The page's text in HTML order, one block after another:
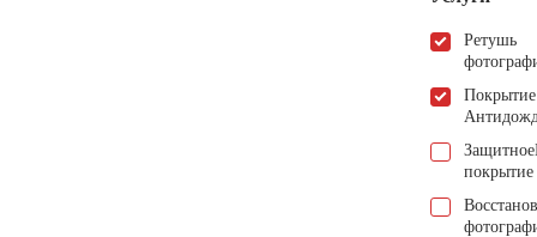
Ретушь
Покрытие
Защитное
покрытие